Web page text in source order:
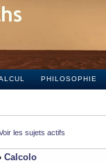
PHILOSOPHIE
les sujets actifs
Calcolo